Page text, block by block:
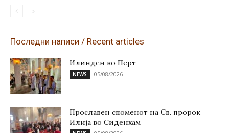
Последни написи / Recent articles
Илинден во Перт
NEWS 05/08/2026
Прославен споменот на Св. пророк
Илија во Сиденхам